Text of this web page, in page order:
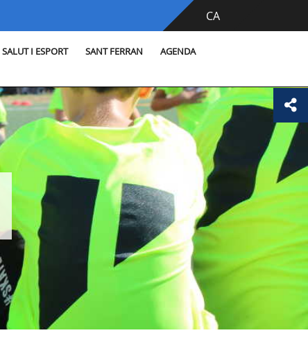
CA
SALUT I ESPORT SANT FERRAN AGENDA